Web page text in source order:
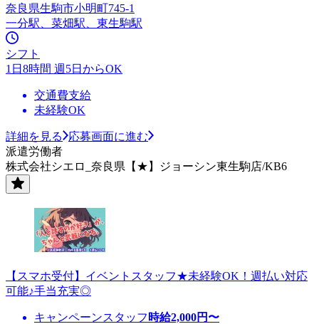
奈良県生駒市小明町745-1
一分駅、菜畑駅、東生駒駅
シフト
1日8時間 週5日からOK
交通費支給
未経験OK
詳細を見る
応募画面に進む
派遣労働者
株式会社シエロ_奈良県【★】ジョーシン東生駒店/KB6
【スマホ受付】イベントスタッフ★未経験OK！週払い対応
可能♪手当充実◎
キャンペーンスタッフ 時給2,000円〜